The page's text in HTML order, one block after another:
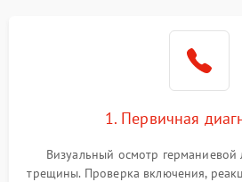
1. Первичная
Визуальный осмотр германиевой
трещины. Проверка включения,